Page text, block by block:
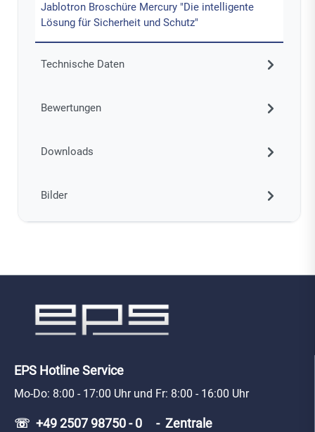
Jablotron Broschüre Mercury "Die intelligente
Lösung für Sicherheit und Schutz"
Technische Daten
Bewertungen
Downloads
Bilder
EPS Hotline Service
Mo-Do: 8:00 - 17:00 Uhr und Fr: 8:00 - 16:00 Uhr
☏ +49 2507 98750 - 0 - Zentrale